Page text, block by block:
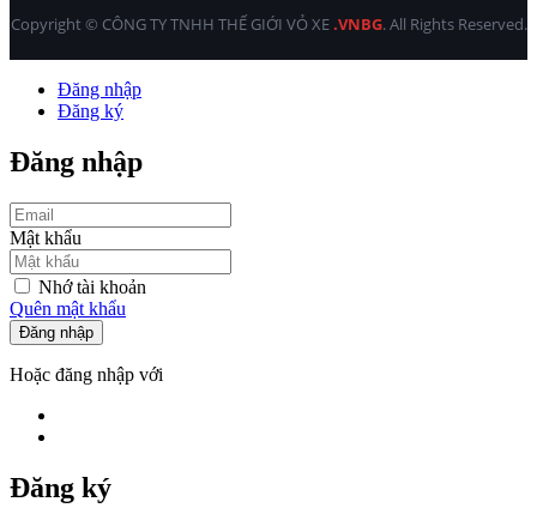
Copyright © CÔNG TY TNHH THẾ GIỚI VỎ XE.VNBG. All Rights Reserved.
Đăng nhập
Đăng ký
Đăng nhập
Mật khẩu
Nhớ tài khoản
Quên mật khẩu
Đăng nhập
Hoặc đăng nhập với
Đăng ký